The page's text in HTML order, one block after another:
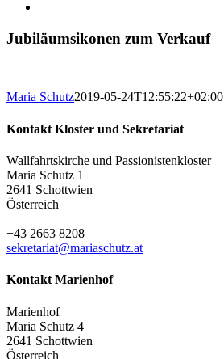
Jubiläumsikonen zum Verkauf
Maria Schutz2019-05-24T12:55:22+02:00
Kontakt Kloster und Sekretariat
Wallfahrtskirche und Passionistenkloster
Maria Schutz 1
2641 Schottwien
Österreich
+43 2663 8208
sekretariat@mariaschutz.at
Kontakt Marienhof
Marienhof
Maria Schutz 4
2641 Schottwien
Österreich